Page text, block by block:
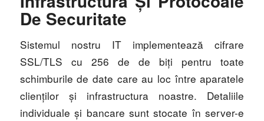
De Securitate
Sistemul nostru IT implementează cifrare
SSL/TLS cu 256 de de biți pentru toate
schimburile de date care au loc între aparatele
clienților și infrastructura noastre. Detaliile
individuale și bancare sunt stocate în server-e